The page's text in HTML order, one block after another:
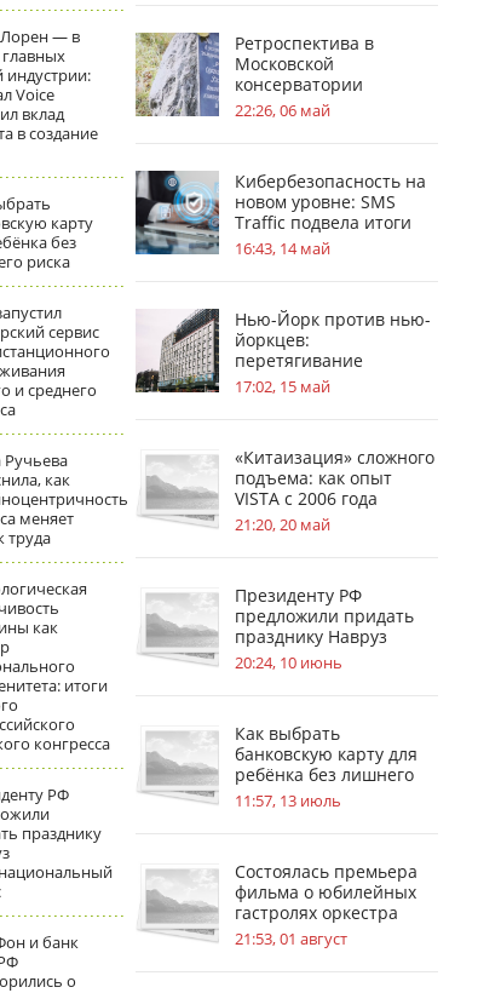
— в
главных
индустрии:
Voice
вклад
в создание
карту
без
риска
сервис
и среднего
Ручьева
как
меняет
труда
как
итоги
конгресса
РФ
празднику
и банк
о
Ретроспектива в
Московской
консерватории
посвящена усадьбам в
жизни С.В.
22:26, 06 май
Кибербезопасность на
новом уровне: SMS
Traffic подвела итоги
обновлений
16:43, 14 май
Нью-Йорк против нью-
йоркцев:
перетягивание
«асбестового каната»
17:02, 15 май
«Китаизация» сложного
подъема: как опыт
VISTA с 2006 года
меняет стандарты
безопасности на
21:20, 20 май
Президенту РФ
предложили придать
празднику Навруз
общенациональный
статус
20:24, 10 июнь
Как выбрать
банковскую карту для
ребёнка без лишнего
риска
11:57, 13 июль
Состоялась премьера
фильма о юбилейных
гастролях оркестра
имени В. В. Андреева
21:53, 01 август